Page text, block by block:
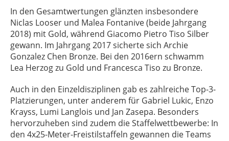
In den Gesamtwertungen glänzten insbesondere
Niclas Looser und Malea Fontanive (beide Jahrgang
2018) mit Gold, während Giacomo Pietro Tiso Silber
gewann. Im Jahrgang 2017 sicherte sich Archie
Gonzalez Chen Bronze. Bei den 2016ern schwamm
Lea Herzog zu Gold und Francesca Tiso zu Bronze.
Auch in den Einzeldisziplinen gab es zahlreiche Top-3-
Platzierungen, unter anderem für Gabriel Lukic, Enzo
Krayss, Lumi Langlois und Jan Zasepa. Besonders
hervorzuheben sind zudem die Staffelwettbewerbe: In
den 4x25-Meter-Freistilstaffeln gewannen die Teams